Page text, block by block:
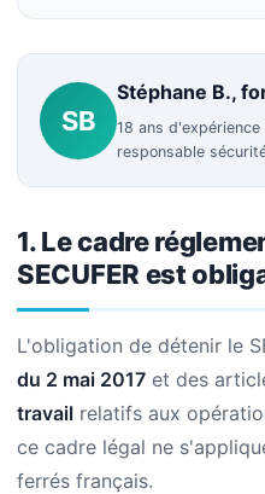
SB
Stéphane B.,
18 ans d'expérience
responsable
1. Le cadre
SECUFER est
L'obligation de détenir le
du 2 mai 2017 et des
travail relatifs aux
ce cadre légal ne
ferrés français.